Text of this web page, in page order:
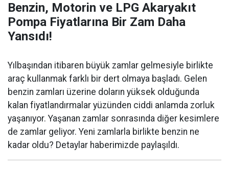
Benzin, Motorin ve LPG Akaryakıt
Pompa Fiyatlarına Bir Zam Daha
Yansıdı!
Yılbaşından itibaren büyük zamlar gelmesiyle birlikte
araç kullanmak farklı bir dert olmaya başladı. Gelen
benzin zamları üzerine doların yüksek olduğunda
kalan fiyatlandırmalar yüzünden ciddi anlamda zorluk
yaşanıyor. Yaşanan zamlar sonrasında diğer kesimlere
de zamlar geliyor. Yeni zamlarla birlikte benzin ne
kadar oldu? Detaylar haberimizde paylaşıldı.